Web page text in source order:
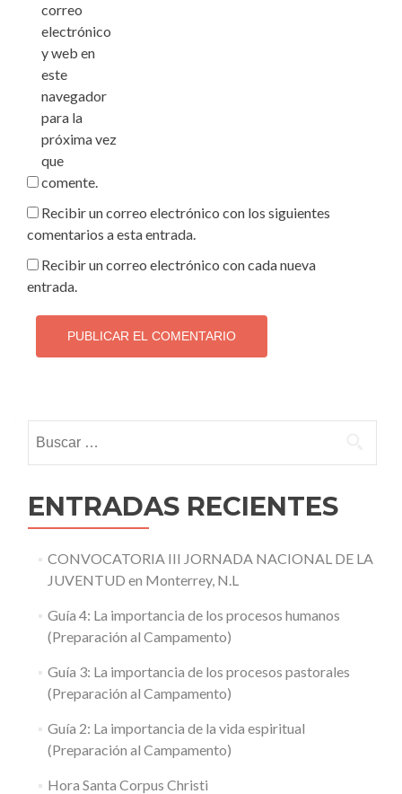
correo
electrónico
y web en
este
navegador
para la
próxima vez
que
comente.
Recibir un correo electrónico con los siguientes
comentarios a esta entrada.
Recibir un correo electrónico con cada nueva
entrada.
ENTRADAS RECIENTES
CONVOCATORIA III JORNADA NACIONAL DE LA
JUVENTUD en Monterrey, N.L
Guía 4: La importancia de los procesos humanos
(Preparación al Campamento)
Guía 3: La importancia de los procesos pastorales
(Preparación al Campamento)
Guía 2: La importancia de la vida espiritual
(Preparación al Campamento)
Hora Santa Corpus Christi